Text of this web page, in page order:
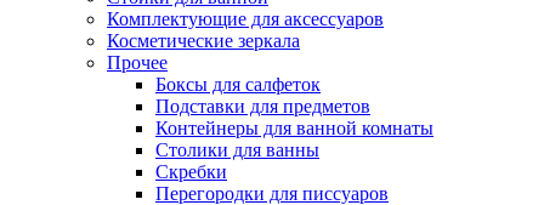
Комплектующие для аксессуаров
Косметические зеркала
Прочее
Боксы для салфеток
Подставки для предметов
Контейнеры для ванной комнаты
Столики для ванны
Скребки
Перегородки для писсуаров